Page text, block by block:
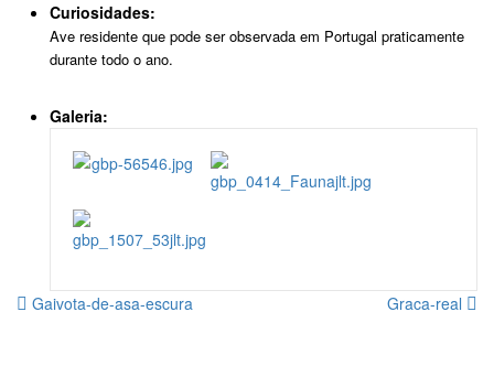
Curiosidades:
Ave residente que pode ser observada em Portugal praticamente
durante todo o ano.
Galeria:
Gaivota-de-asa-escura Graca-real